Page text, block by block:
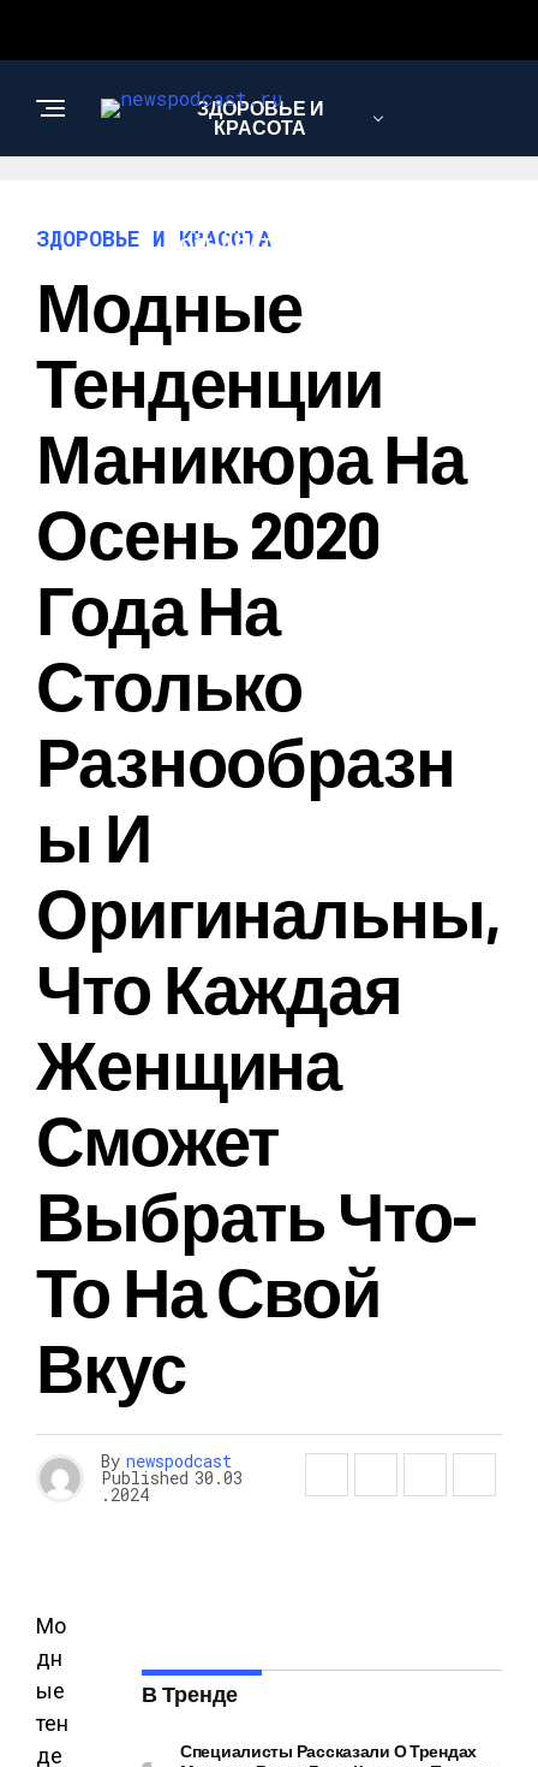
ЗДОРОВЬЕ И
КРАСОТА
ИНТЕРЕСНОЕ И
ПОЗНАВАТЕЛЬНОЕ
ЗДОРОВЬЕ И КРАСОТА
Модные
Тенденции
Маникюра На
Осень 2020
Года На
Столько
Разнообразн
Ы И
Оригинальны,
Что Каждая
Женщина
Сможет
Выбрать Что-
То На Свой
Вкус
By newspodcast
Published 30.03
.2024
Мо
дн
ые
тен
де
В Тренде
Специалисты Рассказали О Трендах